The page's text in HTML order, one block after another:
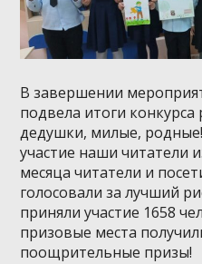
В завершении
подвела итоги
дедушки, милые,
участие наши читатели
месяца читатели и
голосовали за лучший
приняли участие 1658
призовые места
поощрительные призы!